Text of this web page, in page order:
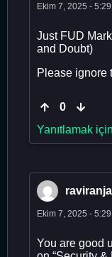
Ekim 7, 2025 -
Just FUD
and Doubt)
Please ignore
0
Yanıtlamak
Ekim 7, 2025 -
You are good